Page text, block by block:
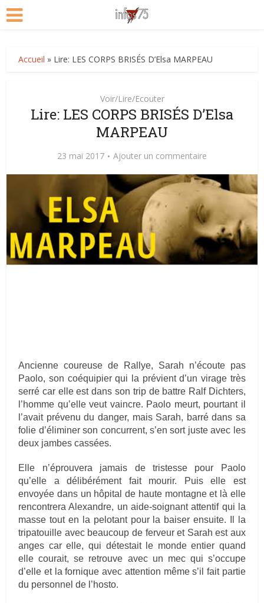
Accueil » Lire: LES CORPS BRISÉS D’Elsa MARPEAU
Voir/Lire/Ecouter
Lire: LES CORPS BRISÉS D’Elsa
MARPEAU
23 mai 2017 Ajouter un commentaire
Ancienne coureuse de Rallye, Sarah n’écoute pas
Paolo, son coéquipier qui la prévient d’un virage très
serré car elle est dans son trip de battre Ralf Dichters,
l’homme qu’elle veut vaincre. Paolo meurt, pourtant il
l’avait prévenu du danger, mais Sarah, barré dans sa
folie d’éliminer son concurrent, s’en sort juste avec les
deux jambes cassées.
Elle n’éprouvera jamais de tristesse pour Paolo
qu’elle a délibérément fait mourir. Puis elle est
envoyée dans un hôpital de haute montagne et là elle
rencontrera Alexandre, un aide-soignant attentif qui la
masse tout en la pelotant pour la baiser ensuite. Il la
tripatouille avec beaucoup de ferveur et Sarah est aux
anges car elle, qui détestait le monde entier quand
elle courait, se retrouve avec un mec qui s’occupe
d’elle et la fornique avec attention même s’il fait partie
du personnel de l’hosto.